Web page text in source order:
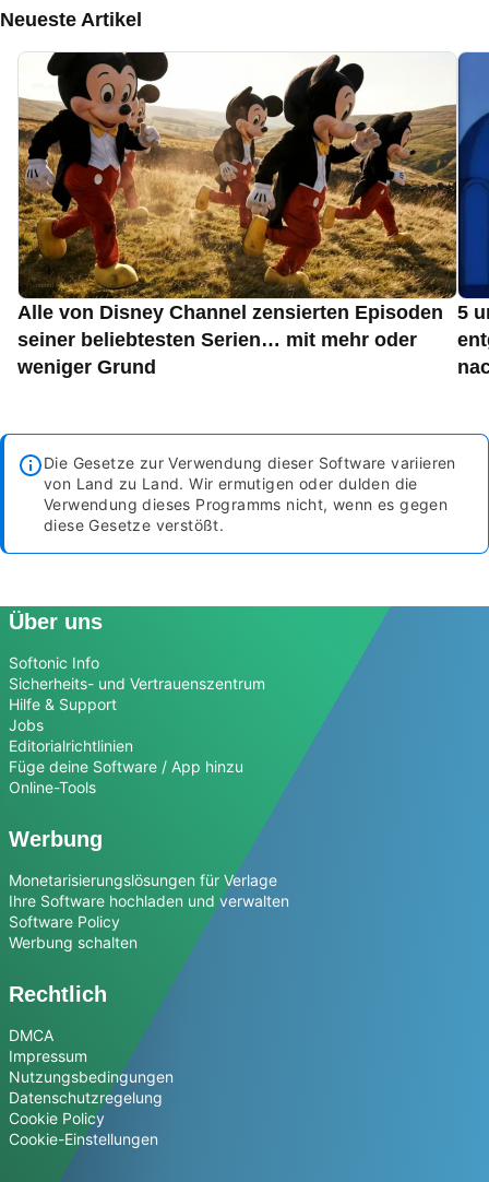
Neueste Artikel
Alle von Disney Channel zensierten Episoden
seiner beliebtesten Serien… mit mehr oder
weniger Grund
5
Die Gesetze zur Verwendung dieser Software variieren
von Land zu Land. Wir ermutigen oder dulden die
Verwendung dieses Programms nicht, wenn es gegen
diese Gesetze verstößt.
Über uns
Softonic Info
Sicherheits- und Vertrauenszentrum
Hilfe & Support
Jobs
Editorialrichtlinien
Füge deine Software / App hinzu
Online-Tools
Werbung
Monetarisierungslösungen für Verlage
Ihre Software hochladen und verwalten
Software Policy
Werbung schalten
Rechtlich
DMCA
Impressum
Nutzungsbedingungen
Datenschutzregelung
Cookie Policy
Cookie-Einstellungen